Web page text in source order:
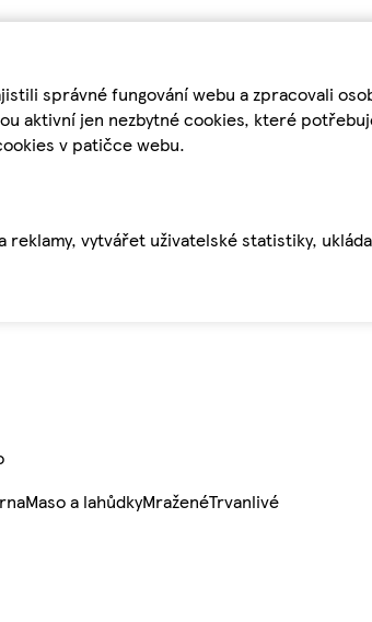
správné fungování webu a zpracovali
aktivní jen nezbytné cookies, které
v patičce webu.
vytvářet uživatelské statistiky,
Maso a lahůdkyMraženéTrvanlivé